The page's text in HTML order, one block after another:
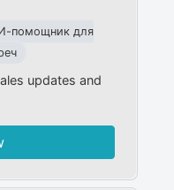
помощник для
updates and